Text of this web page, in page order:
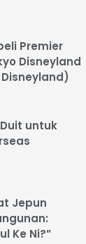
Premier
Disneyland
untuk
Jepun
Ke Ni?”